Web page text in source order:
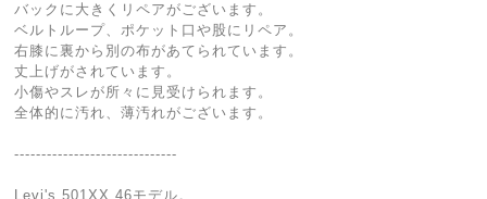
バックに大きくリペアがございます。
ベルトループ、ポケット口や股にリペア。
右膝に裏から別の布があてられています。
丈上げがされています。
小傷やスレが所々に見受けられます。
全体的に汚れ、薄汚れがございます。
------------------------------
Levi's 501XX 46モデル。